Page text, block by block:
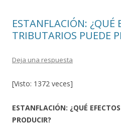
ESTANFLACIÓN: ¿QUÉ
TRIBUTARIOS PUEDE
Deja una respuesta
[Visto: 1372 veces]
ESTANFLACIÓN: ¿QUÉ
PRODUCIR?